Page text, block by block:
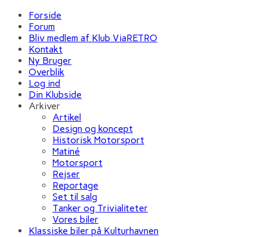
Forside
Forum
Bliv medlem af Klub ViaRETRO
Kontakt
Ny Bruger
Overblik
Log ind
Din Klubside
Arkiver
Artikel
Design og koncept
Historisk Motorsport
Matiné
Motorsport
Rejser
Reportage
Set til salg
Tanker og Trivialiteter
Vores biler
Klassiske biler på Kulturhavnen